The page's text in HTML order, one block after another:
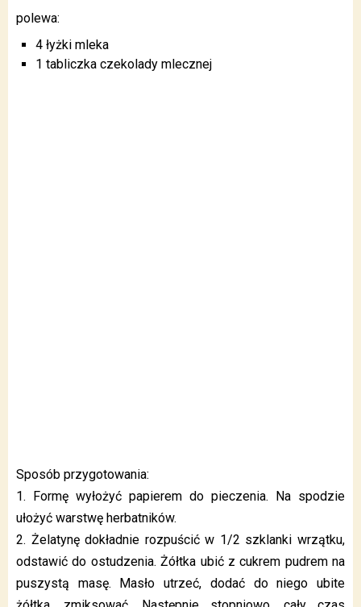
polewa:
4 łyżki mleka
1 tabliczka czekolady mlecznej
Sposób przygotowania:
1. Formę wyłożyć papierem do pieczenia. Na spodzie
ułożyć warstwę herbatników.
2. Żelatynę dokładnie rozpuścić w 1/2 szklanki wrzątku,
odstawić do ostudzenia. Żółtka ubić z cukrem pudrem na
puszystą masę. Masło utrzeć, dodać do niego ubite